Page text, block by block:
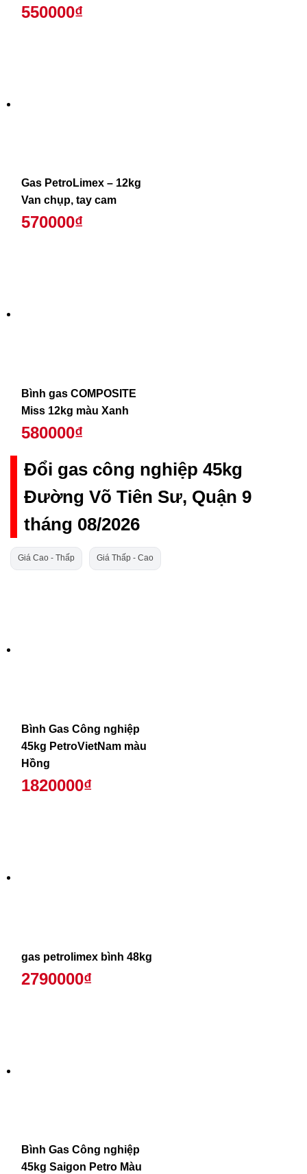
550000₫
Gas PetroLimex – 12kg
Van chụp, tay cam
570000₫
Bình gas COMPOSITE
Miss 12kg màu Xanh
580000₫
Đổi gas công nghiệp 45kg
Đường Võ Tiên Sư, Quận 9
tháng 08/2026
Giá Cao - Thấp Giá Thấp - Cao
Bình Gas Công nghiệp
45kg PetroVietNam màu
Hồng
1820000₫
gas petrolimex bình 48kg
2790000₫
Bình Gas Công nghiệp
45kg Saigon Petro Màu